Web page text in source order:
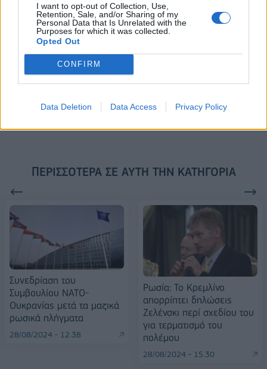
I want to opt-out of Collection, Use,
Retention, Sale, and/or Sharing of my
Personal Data that Is Unrelated with the
Purposes for which it was collected.
Opted Out
CONFIRM
Data Deletion Data Access Privacy Policy
18η συνεχόμενη χρονιά για τον ΟΤΕ στη διεθνή σειρά δεικτών
FTSE4Good
πύλες του σε όλους
ΠΕΡΙΣΣΌΤΕΡΑ ΣΕ ΑΥΤΉ ΤΗΝ ΚΑΤΗΓΟΡΊΑ
Συνεδρίαση του
Συμβουλίου ΝΑΤΟ-
Ουκρανίας μετά τα μαζικά
ρωσικά πλήγματα
28/08/2024 - 12:38
Ρωσία: Το Κρεμλίνο
απορρίπτει δηλώσεις
Ζελένσκι περί σχεδίου του
για τερματισμό του
πολέμου
28/08/2024 - 15:30